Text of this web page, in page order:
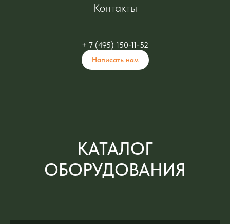
Контакты
+ 7 (495) 150-11-52
Написать нам
КАТАЛОГ
ОБОРУДОВАНИЯ